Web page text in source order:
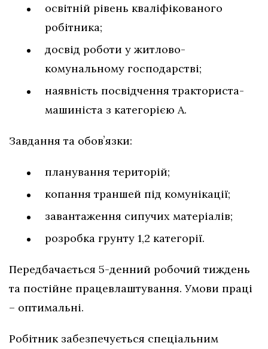
освітній рівень кваліфікованого
робітника;
досвід роботи у житлово-
комунальному господарстві;
наявність посвідчення тракториста-
машиніста з категорією А.
Завдання та обовʼязки:
планування територій;
копання траншей під комунікації;
завантаження сипучих матеріалів;
розробка грунту 1,2 категорії.
Передбачається 5-денний робочий тиждень
та постійне працевлаштування. Умови праці
– оптимальні.
Робітник забезпечується спеціальним